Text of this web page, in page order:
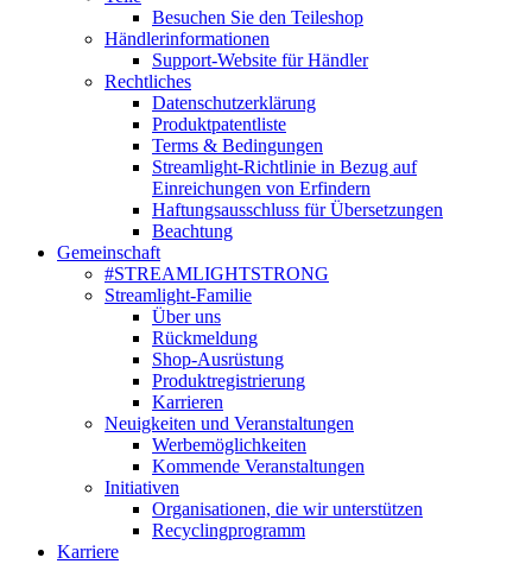
Besuchen Sie den Teileshop
Händlerinformationen
Support-Website für Händler
Rechtliches
Datenschutzerklärung
Produktpatentliste
Terms & Bedingungen
Streamlight-Richtlinie in Bezug auf
Einreichungen von Erfindern
Haftungsausschluss für Übersetzungen
Beachtung
Gemeinschaft
#STREAMLIGHTSTRONG
Streamlight-Familie
Über uns
Rückmeldung
Shop-Ausrüstung
Produktregistrierung
Karrieren
Neuigkeiten und Veranstaltungen
Werbemöglichkeiten
Kommende Veranstaltungen
Initiativen
Organisationen, die wir unterstützen
Recyclingprogramm
Karriere